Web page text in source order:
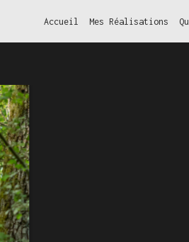
Accueil Mes Réalisations